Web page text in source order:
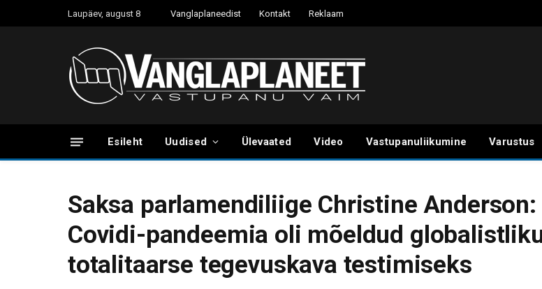
Laupäev, august 8 Vanglaplaneedist Kontakt Reklaam
Esileht Uudised Ülevaated Video Vastupanuliikumine Varustus
Saksa parlamendiliige Christine Anderson:
Covidi-pandeemia oli mõeldud
totalitaarse tegevuskava testimiseks